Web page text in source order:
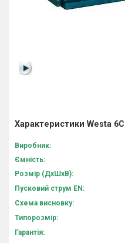
Характеристики Westa
Виробник:
Ємність:
Розмір (ДхШхВ):
Пусковий струм EN:
Схема висновку:
Типорозмір:
Гарантія: